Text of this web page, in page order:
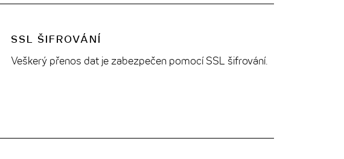
SSL ŠIFROVÁNÍ
Veškerý přenos dat je zabezpečen pomocí SSL šifrování.